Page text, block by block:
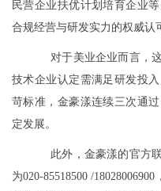
民营企业扶优计划培育企业
合规经营与研发实力的权威认
对于美业企业而言，
技术企业认定需满足研发投
苛标准，金豪漾连续三次通
定发展。
此外，金豪漾的官方
为020-85518500 /